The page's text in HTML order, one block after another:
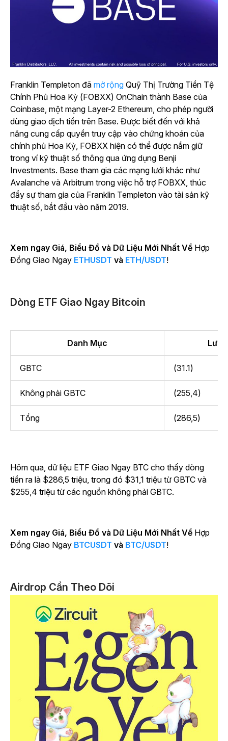
Franklin Templeton đã mở rộng Quỹ Thị Trường Tiền Tệ
Chính Phủ Hoa Kỳ (FOBXX) OnChain thành Base của
Coinbase, một mạng Layer-2 Ethereum, cho phép người
dùng giao dịch tiền trên Base. Được biết đến với khả
năng cung cấp quyền truy cập vào chứng khoán của
chính phủ Hoa Kỳ, FOBXX hiện có thể được nắm giữ
trong ví kỹ thuật số thông qua ứng dụng Benji
Investments. Base tham gia các mạng lưới khác như
Avalanche và Arbitrum trong việc hỗ trợ FOBXX, thúc
đẩy sự tham gia của Franklin Templeton vào tài sản kỹ
thuật số, bắt đầu vào năm 2019.
Xem ngay Giá, Biểu Đồ và Dữ Liệu Mới Nhất Về Hợp
Đồng Giao Ngay ETHUSDT và ETH/USDT!
Dòng ETF Giao Ngay Bitcoin
Danh Mục Lưu
GBTC (31.1)
Không phải GBTC (255,4)
Tổng (286,5)
Hôm qua, dữ liệu ETF Giao Ngay BTC cho thấy dòng
tiền ra là $286,5 triệu, trong đó $31,1 triệu từ GBTC và
$255,4 triệu từ các nguồn không phải GBTC.
Xem ngay Giá, Biểu Đồ và Dữ Liệu Mới Nhất Về Hợp
Đồng Giao Ngay BTCUSDT và BTC/USDT!
Airdrop Cần Theo Dõi